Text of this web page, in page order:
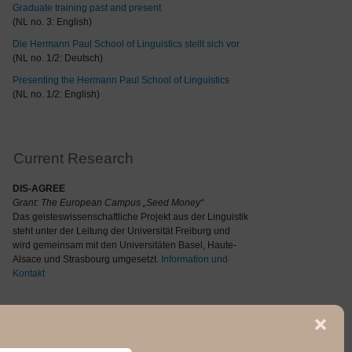
Graduate training past and present
(NL no. 3: English)
Die Hermann Paul School of Linguistics stellt sich vor
(NL no. 1/2: Deutsch)
Presenting the Hermann Paul School of Linguistics
(NL no. 1/2: English)
Current Research
DIS-AGREE
Grant: The European Campus „Seed Money“
Das geisteswissenschaftliche Projekt aus der Linguistik
steht unter der Leitung der Universität Freiburg und
wird gemeinsam mit den Universitäten Basel, Haute-
Alsace und Strasbourg umgesetzt. Information und
Kontakt